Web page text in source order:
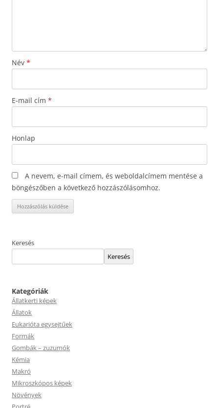
Név *
E-mail cím *
Honlap
A nevem, e-mail címem, és weboldalcímem mentése a
böngészőben a következő hozzászólásomhoz.
Keresés
Keresés
Kategóriák
Állatkerti képek
Állatok
Eukarióta egysejtűek
Formák
Gombák – zuzumók
Kémia
Makró
Mikroszkópos képek
Növények